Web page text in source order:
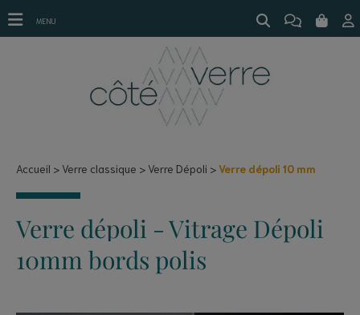
Verre dépoli 10 mm
Accueil Verre classique Verre Dépoli Verre dépoli 10 mm
Verre dépoli - Vitrage Dépoli
10mm bords polis
MENU